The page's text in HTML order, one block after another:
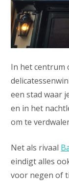
In het centrum
een stad waar
en in het
om te
Net als rivaal
eindigt alles
voor negen of